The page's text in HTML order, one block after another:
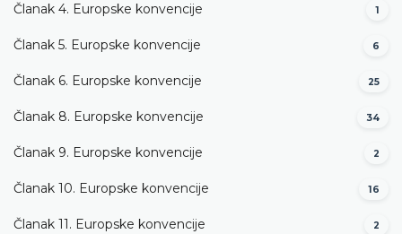
Članak 4. Europske konvencije 1
Članak 5. Europske konvencije 6
Članak 6. Europske konvencije 25
Članak 8. Europske konvencije 34
Članak 9. Europske konvencije 2
Članak 10. Europske konvencije 16
Članak 11. Europske konvencije 2